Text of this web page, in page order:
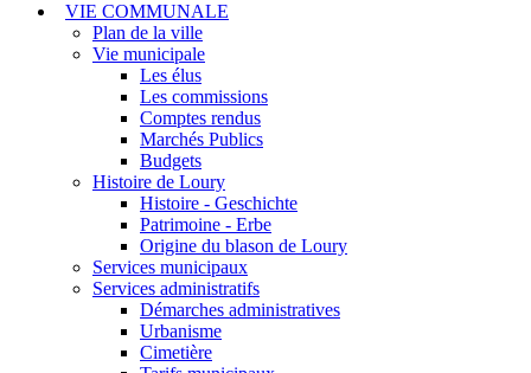
VIE COMMUNALE
Plan de la ville
Vie municipale
Les élus
Les commissions
Comptes rendus
Marchés Publics
Budgets
Histoire de Loury
Histoire - Geschichte
Patrimoine - Erbe
Origine du blason de Loury
Services municipaux
Services administratifs
Démarches administratives
Urbanisme
Cimetière